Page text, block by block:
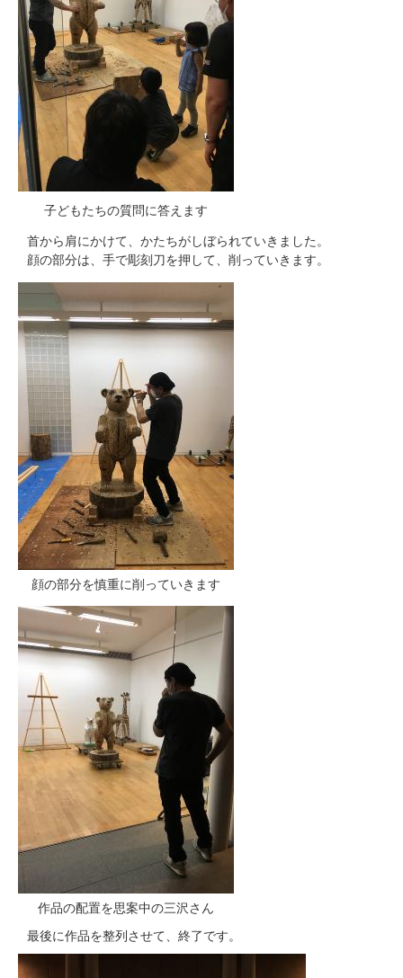
子どもたちの質問に答えます
首から肩にかけて、かたちがしぼられていきました。
顔の部分は、手で彫刻刀を押して、削っていきます。
顔の部分を慎重に削っていきます
作品の配置を思案中の三沢さん
最後に作品を整列させて、終了です。